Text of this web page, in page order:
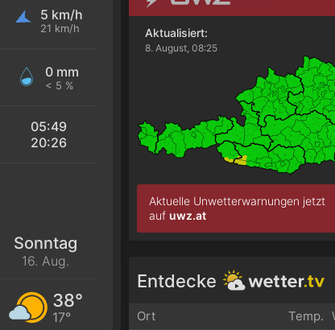
5 km/h
21 km/h
0 mm
< 5 %
05:49
20:26
Sonntag
16. Aug.
38°
17°
Aktualisiert:
8. August, 08:25
Aktuelle Unwetterwarnungen jetzt
auf uwz.at
Entdecke
Ort Temp.